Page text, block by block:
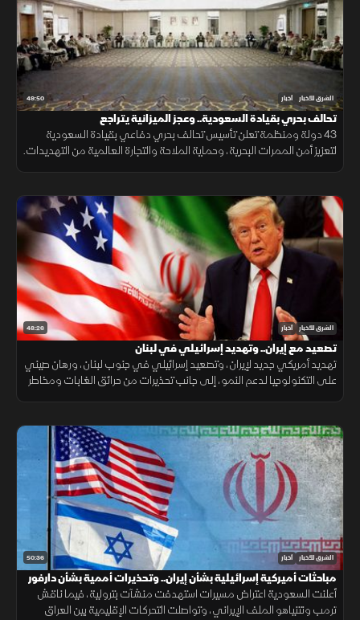
49:50 الشرق للأخبار أخبار
تحالف بحري بقيادة السعودية.. وعجز الميزانية يتراجع
43 دولة ومنظمة تعلن تأسيس تحالف بحري دفاعي بقيادة السعودية
لتعزيز أمن الممرات البحرية، وحماية الملاحة والتجارة العالمية من التهديدات.
48:26 الشرق للأخبار أخبار
تصعيد مع إيران.. وتهديد إسرائيلي في لبنان
تهديد أمريكي جديد لإيران، وتصعيد إسرائيلي في جنوب لبنان، ورهان صيني
على التكنولوجيا لدعم النمو، إلى جانب تحذيرات من حرائق الغابات ومخاطر
50:36 الشرق للأخبار أخبار
مباحثات أميركية إسرائيلية بشأن إيران.. وتحذيرات أممية بشأن دارفور
أعلنت السعودية اعتراض مسيرات استهدفت منشآت بترولية، فيما ناقش
ترمب ونتنياهو الملف الإيراني، وتواصلت التحركات الإقليمية بين العراق